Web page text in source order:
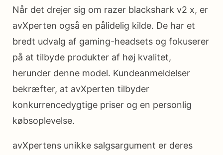
Når det drejer sig om razer blackshark v2 x, er
avXperten også en pålidelig kilde. De har et
bredt udvalg af gaming-headsets og fokuserer
på at tilbyde produkter af høj kvalitet,
herunder denne model. Kundeanmeldelser
bekræfter, at avXperten tilbyder
konkurrencedygtige priser og en personlig
købsoplevelse.
avXpertens unikke salgsargument er deres